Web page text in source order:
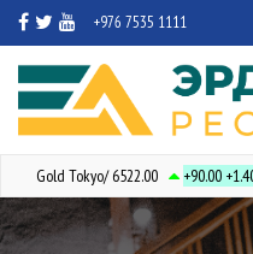
+976 7535 1111
Gold Tokyo/ 6522.00 +90.00+1.40%